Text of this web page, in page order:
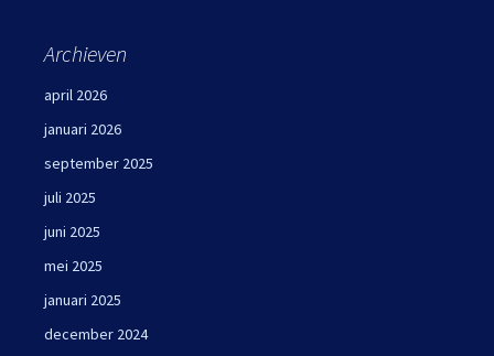
Archieven
april 2026
januari 2026
september 2025
juli 2025
juni 2025
mei 2025
januari 2025
december 2024